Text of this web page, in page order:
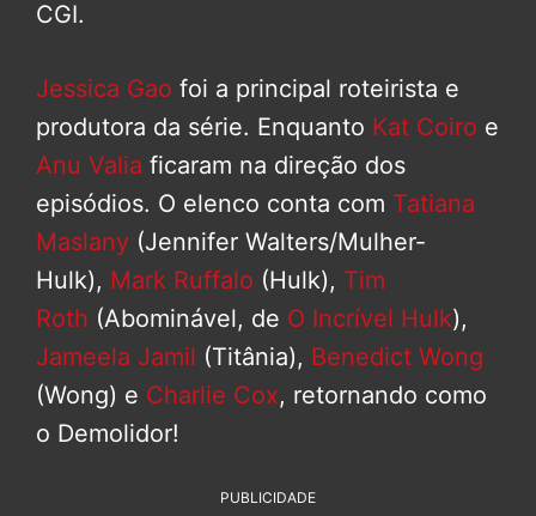
CGI.
Jessica Gao foi a principal roteirista e
produtora da série. Enquanto Kat Coiro e
Anu Valia ficaram na direção dos
episódios. O elenco conta com Tatiana
Maslany (Jennifer Walters/Mulher-
Hulk), Mark Ruffalo (Hulk), Tim
Roth (Abominável, de O Incrível Hulk),
Jameela Jamil (Titânia), Benedict Wong
(Wong) e Charlie Cox, retornando como
o Demolidor!
PUBLICIDADE